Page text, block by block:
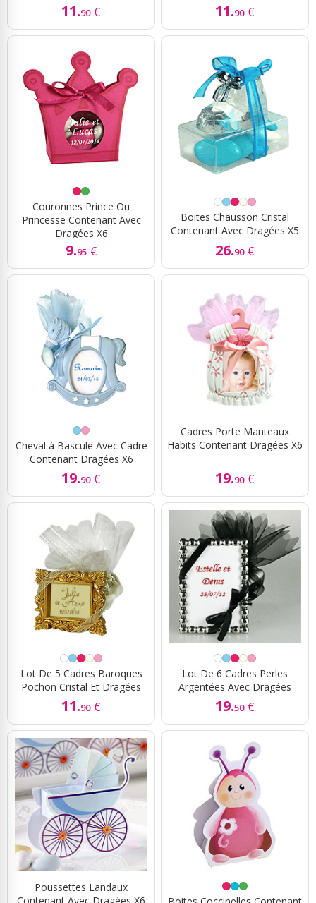
11.90 € 11.90 €
Couronnes Prince Ou
Princesse Contenant Avec
Dragées X6
9.95 €
Boites Chausson Cristal
Contenant Avec Dragées X5
26.90 €
Cheval à Bascule Avec Cadre
Contenant Dragées X6
19.90 €
Cadres Porte Manteaux
Habits Contenant Dragées X6
19.90 €
Lot De 5 Cadres Baroques
Pochon Cristal Et Dragées
11.90 €
Lot De 6 Cadres Perles
Argentées Avec Dragées
19.50 €
Poussettes Landaux